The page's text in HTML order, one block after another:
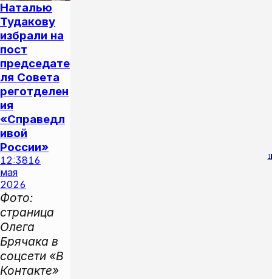
Наталью
Тудакову
избрали на
пост
председате
ля Совета
реготделен
ия
«Справедл
ивой
России»
12:3816
мая
2026
1
Фото:
страница
Олега
Брячака в
соцсети «В
Контакте»